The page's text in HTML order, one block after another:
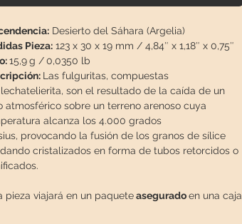
Desierto del Sáhara (Argelia)
Pieza:123 x 30 x 19 mm / 4,84″ x 1,18″ x 0,75″
15,9g /0,0350 lb
Las fulguritas, compuestas
son el resultado de la caída de un
atmosférico sobre un terreno arenoso cuya
alcanza los 4.000 grados
provocando la fusión de los granos de sílice
cristalizados en forma de tubos retorcidos o
pieza viajará en un paqueteaseguradoen una caja